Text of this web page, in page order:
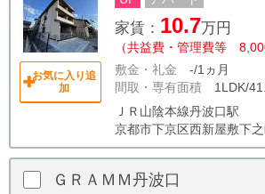
お気に入り追
加
家賃： 10.7万円
（共益費・管理費等
敷金・礼金 -/1ヵ月
間取・専有面積 1LDK/
ＪＲ山陰本線丹波口駅
京都市下京区西新屋敷下
ＧＲＡＭＭ丹波口